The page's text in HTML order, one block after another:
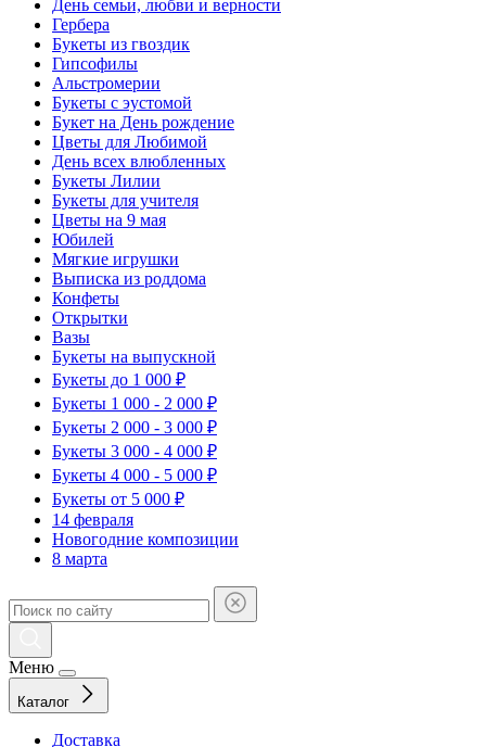
День семьи, любви и верности
Гербера
Букеты из гвоздик
Гипсофилы
Альстромерии
Букеты с эустомой
Букет на День рождение
Цветы для Любимой
День всех влюбленных
Букеты Лилии
Букеты для учителя
Цветы на 9 мая
Юбилей
Мягкие игрушки
Выписка из роддома
Конфеты
Открытки
Вазы
Букеты на выпускной
Букеты до 1 000 ₽
Букеты 1 000 - 2 000 ₽
Букеты 2 000 - 3 000 ₽
Букеты 3 000 - 4 000 ₽
Букеты 4 000 - 5 000 ₽
Букеты от 5 000 ₽
14 февраля
Новогодние композиции
8 марта
Меню
Каталог
Доставка